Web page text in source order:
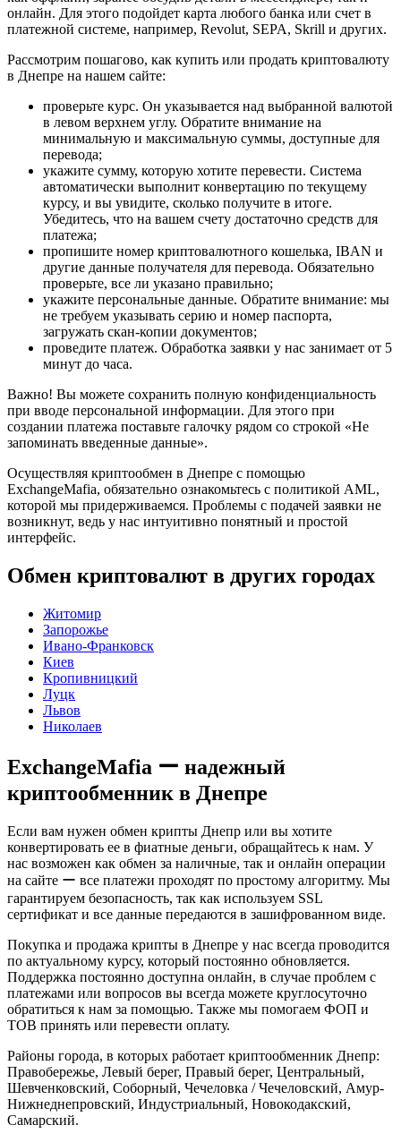
онлайн. Для этого подойдет карта любого банка или счет в
платежной системе, например, Revolut, SEPA, Skrill и других.
Рассмотрим пошагово, как купить или продать криптовалюту
в Днепре на нашем сайте:
проверьте курс. Он указывается над выбранной валютой
в левом верхнем углу. Обратите внимание на
минимальную и максимальную суммы, доступные для
перевода;
укажите сумму, которую хотите перевести. Система
автоматически выполнит конвертацию по текущему
курсу, и вы увидите, сколько получите в итоге.
Убедитесь, что на вашем счету достаточно средств для
платежа;
пропишите номер криптовалютного кошелька, IBAN и
другие данные получателя для перевода. Обязательно
проверьте, все ли указано правильно;
укажите персональные данные. Обратите внимание: мы
не требуем указывать серию и номер паспорта,
загружать скан-копии документов;
проведите платеж. Обработка заявки у нас занимает от 5
минут до часа.
Важно! Вы можете сохранить полную конфиденциальность
при вводе персональной информации. Для этого при
создании платежа поставьте галочку рядом со строкой «Не
запоминать введенные данные».
Осуществляя криптообмен в Днепре с помощью
ExchangeMafia, обязательно ознакомьтесь с политикой AML,
которой мы придерживаемся. Проблемы с подачей заявки не
возникнут, ведь у нас интуитивно понятный и простой
интерфейс.
Обмен криптовалют в других городах
Житомир
Запорожье
Ивано-Франковск
Киев
Кропивницкий
Луцк
Львов
Николаев
ExchangeMafia ー надежный
криптообменник в Днепре
Если вам нужен обмен крипты Днепр или вы хотите
конвертировать ее в фиатные деньги, обращайтесь к нам. У
нас возможен как обмен за наличные, так и онлайн операции
на сайте ー все платежи проходят по простому алгоритму. Мы
гарантируем безопасность, так как используем SSL
сертификат и все данные передаются в зашифрованном виде.
Покупка и продажа крипты в Днепре у нас всегда проводится
по актуальному курсу, который постоянно обновляется.
Поддержка постоянно доступна онлайн, в случае проблем с
платежами или вопросов вы всегда можете круглосуточно
обратиться к нам за помощью. Также мы помогаем ФОП и
ТОВ принять или перевести оплату.
Районы города, в которых работает криптообменник Днепр:
Правобережье, Левый берег, Правый берег, Центральный,
Шевченковский, Соборный, Чечеловка / Чечеловский, Амур-
Нижнеднепровский, Индустриальный, Новокодакский,
Самарский.